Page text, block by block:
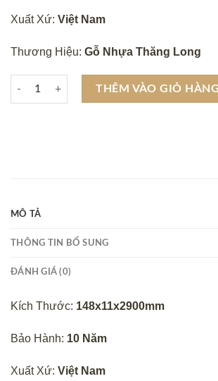
Xuất Xứ: Việt Nam
Thương Hiệu: Gỗ Nhựa Thăng Long
Lam sóng bán nguyệt Ps06 số lượng
THÊM VÀO GIỎ HÀNG
MÔ TẢ
THÔNG TIN BỔ SUNG
ĐÁNH GIÁ (0)
Kích Thước: 148x11x2900mm
Bảo Hành: 10 Năm
Xuất Xứ: Việt Nam